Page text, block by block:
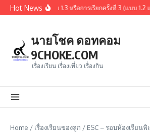
Skip to content
Hot News
ผ่านการคัดเลือกรอบ 1.3 หรือการเรียกครั้งที่ 3 (แบบ 1.2
นายโชค ดอทคอม
9CHOKE.COM
เรื่องเรียน เรื่องเที่ยว เรื่องกิน
Home / เรื่องเรียนของลูก / ESC – รอบห้องเรียน